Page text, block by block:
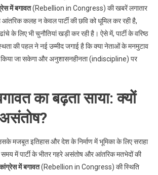
में बगावत(Rebellion in Congress) की खबरें लगातार
आंतरिक कलह न केवल पार्टी की छवि को धूमिल कर रही है,
के लिए भी चुनौतियां खड़ी कर रही है। ऐसे में, पार्टी के वरिष्ठ
की पहल ने नई उम्मीद जगाई है कि क्या नेताओं के मनमुटाव
जा सकेगा और अनुशासनहीनता (indiscipline) पर
का बढ़ता साया: क्यों
मजबूत इतिहास और देश के निर्माण में भूमिका के लिए सराहा
समय में पार्टी के भीतर गहरे असंतोष और आंतरिक मतभेदों की
में बगावत(Rebellion in Congress) की स्थिति